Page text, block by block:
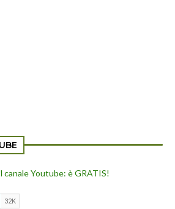
canale Youtube: è GRATIS!